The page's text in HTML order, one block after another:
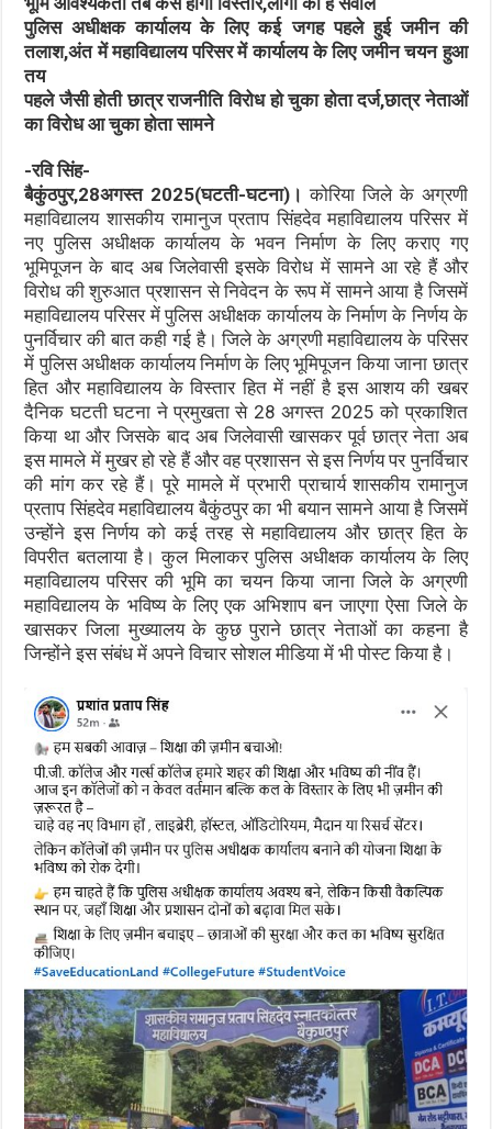
पुलिस अधीक्षक कार्यालय के लिए कई जगह पहले हुई जमीन की
तलाश,अंत में महाविद्यालय परिसर में कार्यालय के लिए जमीन चयन हुआ
तय
पहले जैसी होती छात्र राजनीति विरोध हो चुका होता दर्ज,छात्र नेताओं
का विरोध आ चुका होता सामने
-रवि सिंह-
बैकुंठपुर,28अगस्त 2025(घटती-घटना)। कोरिया जिले के अग्रणी
महाविद्यालय शासकीय रामानुज प्रताप सिंहदेव महाविद्यालय परिसर में
नए पुलिस अधीक्षक कार्यालय के भवन निर्माण के लिए कराए गए
भूमिपूजन के बाद अब जिलेवासी इसके विरोध में सामने आ रहे हैं और
विरोध की शुरुआत प्रशासन से निवेदन के रूप में सामने आया है जिसमें
महाविद्यालय परिसर में पुलिस अधीक्षक कार्यालय के निर्माण के निर्णय के
पुनर्विचार की बात कही गई है। जिले के अग्रणी महाविद्यालय के परिसर
में पुलिस अधीक्षक कार्यालय निर्माण के लिए भूमिपूजन किया जाना छात्र
हित और महाविद्यालय के विस्तार हित में नहीं है इस आशय की खबर
दैनिक घटती घटना ने प्रमुखता से 28 अगस्त 2025 को प्रकाशित
किया था और जिसके बाद अब जिलेवासी खासकर पूर्व छात्र नेता अब
इस मामले में मुखर हो रहे हैं और वह प्रशासन से इस निर्णय पर पुनर्विचार
की मांग कर रहे हैं। पूरे मामले में प्रभारी प्राचार्य शासकीय रामानुज
प्रताप सिंहदेव महाविद्यालय बैकुंठपुर का भी बयान सामने आया है जिसमें
उन्होंने इस निर्णय को कई तरह से महाविद्यालय और छात्र हित के
विपरीत बतलाया है। कुल मिलाकर पुलिस अधीक्षक कार्यालय के लिए
महाविद्यालय परिसर की भूमि का चयन किया जाना जिले के अग्रणी
महाविद्यालय के भविष्य के लिए एक अभिशाप बन जाएगा ऐसा जिले के
खासकर जिला मुख्यालय के कुछ पुराने छात्र नेताओं का कहना है
जिन्होंने इस संबंध में अपने विचार सोशल मीडिया में भी पोस्ट किया है।